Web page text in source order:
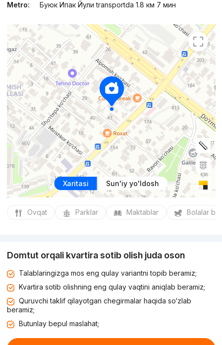
Metro:
Буюк Ипак Йули transportda 1.8 км 7 мин
Xaritasi Sun'iy yo'ldosh
Ovqat Parklar Maktablar Bolalar
Domtut orqali kvartira sotib olish juda oson
Talablaringizga mos eng qulay variantni topib beramiz;
Kvartira sotib olishning eng qulay vaqtini aniqlab beramiz;
Quruvchi taklif qilayotgan chegirmalar haqida so‘zlab
beramiz;
Butunlay bepul maslahat;